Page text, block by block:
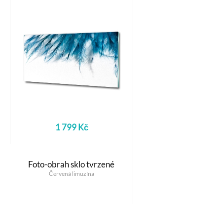
1 799 Kč
Foto-obrah sklo tvrzené
Červená limuzína